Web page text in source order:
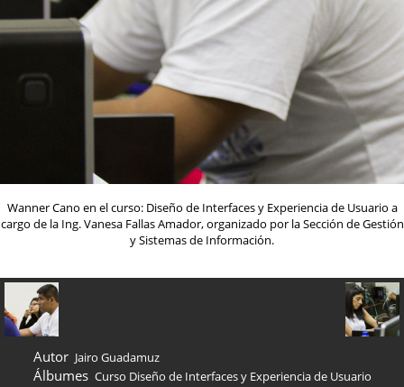
Wanner Cano en el curso: Diseño de Interfaces y Experiencia de Usuario a
cargo de la Ing. Vanesa Fallas Amador, organizado por la Sección de Gestión
y Sistemas de Información.
Autor Jairo Guadamuz
Álbumes Curso Diseño de Interfaces y Experiencia de Usuario